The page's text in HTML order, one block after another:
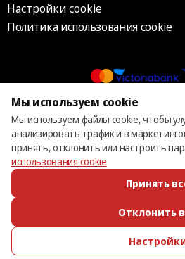
Настройки cookie
Политика использования cookie
© 2013 – 2026
ПОЗВОНИТЬ ИЗБРАННОЕ
Мы используем cookie
Мы используем файлы cookie, чтобы
анализировать трафик и в
принять, отклонить или настроить
использования cookie
Принять
Отклонить